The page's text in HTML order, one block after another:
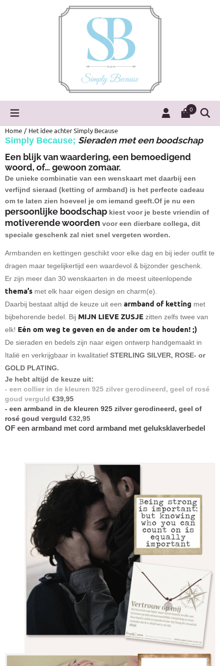
Cookievoorkeuren zijn momenteel gesloten.
0
Home / Het idee achter Simply Because
Simply Because; Sieraden met een boodschap
Een blijk van waardering, een bemoedigend
woord, of… gewoon zomaar.
De unieke combinatie van een wenskaart met daarbij een
verfijnd sieraad (ketting of armband) is het perfecte cadeau
om te laten zien hoeveel je om iemand geeft.Of je nu een
persoonlijke boodschap kiest voor je beste vriendin of
motiverende woorden voor een dierbare collega, dit
speciale geschenk zal niet snel vergeten worden.
Armbanden en kettingen geschikt voor elke dag en bij ieder outfit te
dragen maar tegelijkertijd een waardevol & bijzonder geschenk.
Er zijn meer dan 30 wenskaarten in de meest uiteenlopende
thema’s met elk haar eigen design en charm(e).
Daarbij bestaat altijd de keuze uit een armband of ketting met
bijbehorende bedel. Bij MIJN LIEVE ZUSJE zitten zelfs twee van
elk! Eén om weg te geven en de ander om te houden! ;)
De sieraden en bedels zijn naar eigen ontwerp handgemaakt in
Italië en verkrijgbaar in kwalitatief STERLING SILVER, ROSE- or
GOLD PLATING.
Je hebt altijd de keuze uit:
- een collier in de kleuren 925 zilver gerodineerd, geel of rosé
goud verguld €39,95
- een armband in de kleuren 925 zilver gerodineerd, geel of
rosé goud verguld €32,95
OF een armband met cord armband met geluksklaverbedel